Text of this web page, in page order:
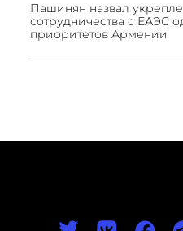
Пашинян назвал
сотрудничества с ЕАЭС
приоритетов Армении